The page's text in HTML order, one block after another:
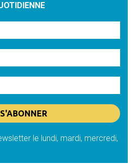
le lundi, mardi, mercredi,